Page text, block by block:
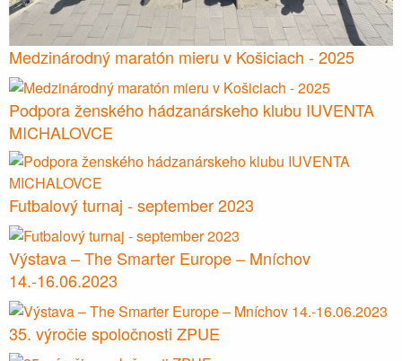
Medzinárodný maratón mieru v Košiciach - 2025
Podpora ženského hádzanárskeho klubu IUVENTA
MICHALOVCE
Futbalový turnaj - september 2023
Výstava – The Smarter Europe – Mníchov
14.-16.06.2023
35. výročie spoločnosti ZPUE